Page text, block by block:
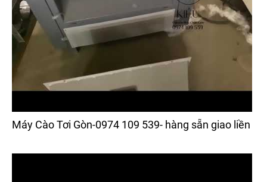
Máy Cào Tơi Gòn-0974 109 539- hàng sẵn giao liền